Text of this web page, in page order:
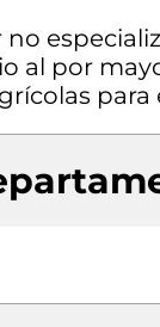
al por